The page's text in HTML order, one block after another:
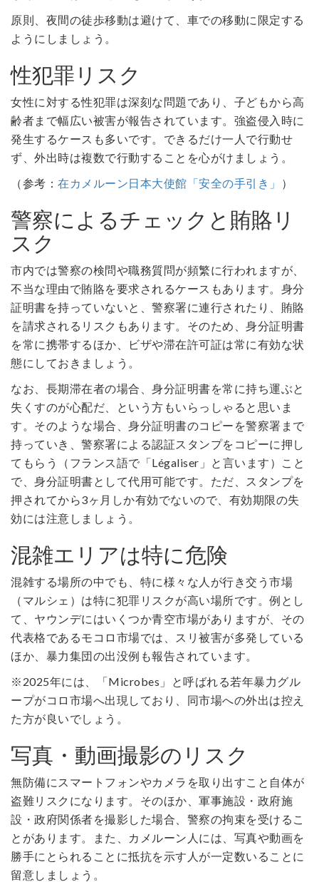
原則、夜間の徒歩移動は避けて、車での移動に限定する
ようにしましょう。
性犯罪リスク
女性に対する性犯罪は深刻な問題であり、子どもから高
齢者まで幅広い被害が報告されています。強盗侵入時に
発生するケースも多いです。できるだけ一人で行動せ
ず、外出時は複数で行動することを心がけましょう。
（参考： 在カメルーン日本大使館「安全の手引き」 ）
警察によるチェックと賄賂リ
スク
市内では警察の検問や職務質問が頻繁に行われますが、
不当な理由で賄賂を要求されるケースもあります。身分
証明書を持っていないと、警察署に連行されたり、賄賂
を請求されるリスクもあります。そのため、身分証明書
を常に携帯するほか、ビザや滞在許可証は常に有効な状
態にしておきましょう。
なお、長期滞在者の場合、身分証明書を常に持ち運ぶと
失くすのが心配だ、という方もいらっしゃると思いま
す。そのような場合、身分証明書のコピーを警察署まで
持っていき、警察署による認証スタンプをコピーに押し
てもらう（フランス語で「Légaliser」と言います）こと
で、身分証明書として代用可能です。ただ、スタンプを
押されてから3ヶ月しか有効でないので、有効期限の失
効には注意しましょう。
混雑エリアは特に危険
混雑する場所の中でも、特に様々な人が行き交う市場
（マルシェ）は特に犯罪リスクが高い場所です。例とし
て、ヤウンデにはいくつか青空市場がありますが、その
代表格であるモコロ市場では、スリ被害が多発している
ほか、暴力集団の出没例も報告されています。
※2025年には、「Microbes」と呼ばれる若年暴力グル
ープがコロ市場へ出現しており、同市場への外出は控え
た方が良いでしょう。
写真・動画撮影のリスク
無防備にスマートフォンやカメラを取り出すこと自体が
盗難リスクになります。そのほか、軍事施設・政府施
設・政府関係者を撮影した場合、警察の拘束を受けるこ
とがあります。また、カメルーン人には、写真や動画を
勝手にとられることに抵抗を示す人が一定数いることに
留意しましょう。